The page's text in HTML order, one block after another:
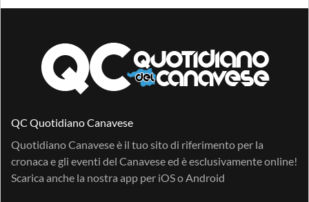
QC Quotidiano Canavese
Quotidiano Canavese è il tuo sito di riferimento per la
cronaca e gli eventi del Canavese ed è esclusivamente online!
Scarica anche la nostra app per iOSoAndroid